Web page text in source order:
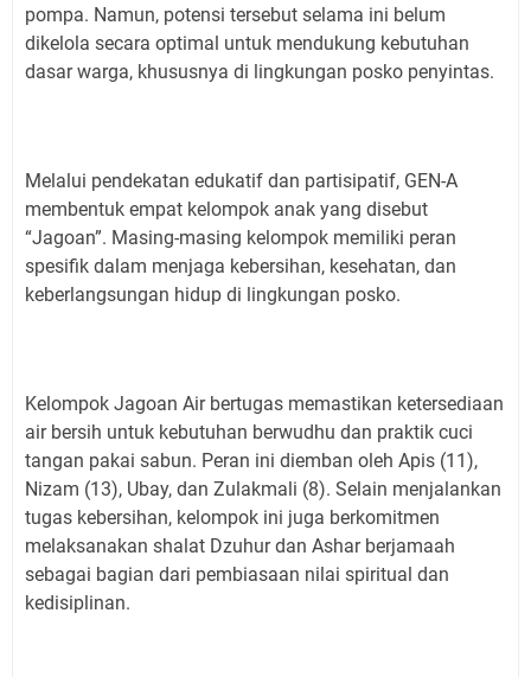
pompa. Namun, potensi tersebut selama ini belum
dikelola secara optimal untuk mendukung kebutuhan
dasar warga, khususnya di lingkungan posko penyintas.
Melalui pendekatan edukatif dan partisipatif, GEN-A
membentuk empat kelompok anak yang disebut
“Jagoan”. Masing-masing kelompok memiliki peran
spesifik dalam menjaga kebersihan, kesehatan, dan
keberlangsungan hidup di lingkungan posko.
Kelompok Jagoan Air bertugas memastikan ketersediaan
air bersih untuk kebutuhan berwudhu dan praktik cuci
tangan pakai sabun. Peran ini diemban oleh Apis (11),
Nizam (13), Ubay, dan Zulakmali (8). Selain menjalankan
tugas kebersihan, kelompok ini juga berkomitmen
melaksanakan shalat Dzuhur dan Ashar berjamaah
sebagai bagian dari pembiasaan nilai spiritual dan
kedisiplinan.